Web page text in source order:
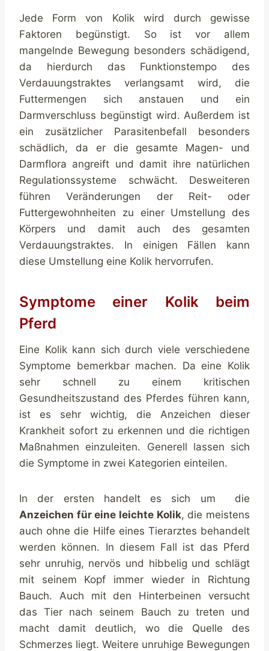
Jede Form von Kolik wird durch gewisse
Faktoren begünstigt. So ist vor allem
mangelnde Bewegung besonders schädigend,
da hierdurch das Funktionstempo des
Verdauungstraktes verlangsamt wird, die
Futtermengen sich anstauen und ein
Darmverschluss begünstigt wird. Außerdem ist
ein zusätzlicher Parasitenbefall besonders
schädlich, da er die gesamte Magen- und
Darmflora angreift und damit ihre natürlichen
Regulationssysteme schwächt. Desweiteren
führen Veränderungen der Reit- oder
Futtergewohnheiten zu einer Umstellung des
Körpers und damit auch des gesamten
Verdauungstraktes. In einigen Fällen kann
diese Umstellung eine Kolik hervorrufen.
Symptome einer Kolik beim
Pferd
Eine Kolik kann sich durch viele verschiedene
Symptome bemerkbar machen. Da eine Kolik
sehr schnell zu einem kritischen
Gesundheitszustand des Pferdes führen kann,
ist es sehr wichtig, die Anzeichen dieser
Krankheit sofort zu erkennen und die richtigen
Maßnahmen einzuleiten. Generell lassen sich
die Symptome in zwei Kategorien einteilen.
In der ersten handelt es sich um die
Anzeichen für eine leichte Kolik, die meistens
auch ohne die Hilfe eines Tierarztes behandelt
werden können. In diesem Fall ist das Pferd
sehr unruhig, nervös und hibbelig und schlägt
mit seinem Kopf immer wieder in Richtung
Bauch. Auch mit den Hinterbeinen versucht
das Tier nach seinem Bauch zu treten und
macht damit deutlich, wo die Quelle des
Schmerzes liegt. Weitere unruhige Bewegungen